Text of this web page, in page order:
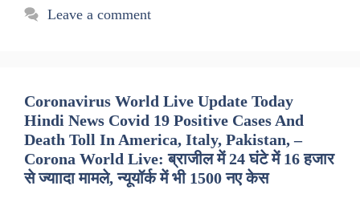
Leave a comment
Coronavirus World Live Update Today
Hindi News Covid 19 Positive Cases And
Death Toll In America, Italy, Pakistan, –
Corona World Live: ब्राजील में 24 घंटे में 16 हजार
से ज्याादा मामले, न्यूयॉर्क में भी 1500 नए केस